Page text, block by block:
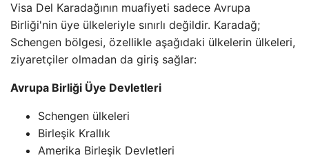
Visa Del Karadağının muafiyeti sadece Avrupa
Birliği'nin üye ülkeleriyle sınırlı değildir. Karadağ;
Schengen bölgesi, özellikle aşağıdaki ülkelerin ülkeleri,
ziyaretçiler olmadan da giriş sağlar:
Avrupa Birliği Üye Devletleri
Schengen ülkeleri
Birleşik Krallık
Amerika Birleşik Devletleri